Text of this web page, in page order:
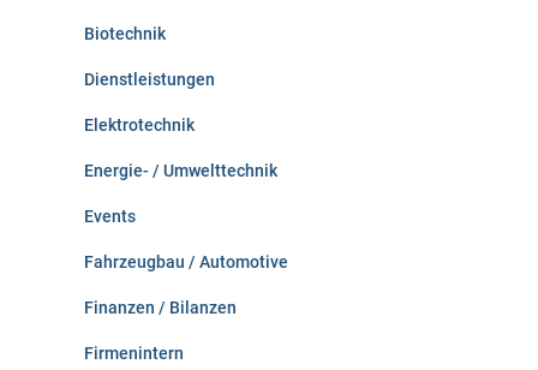
Biotechnik
Dienstleistungen
Elektrotechnik
Energie- / Umwelttechnik
Events
Fahrzeugbau / Automotive
Finanzen / Bilanzen
Firmenintern